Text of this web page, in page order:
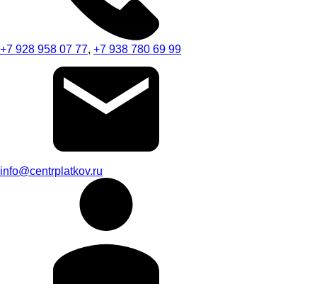
+7 928 958 07 77, +7 938 780 69 99
info@centrplatkov.ru